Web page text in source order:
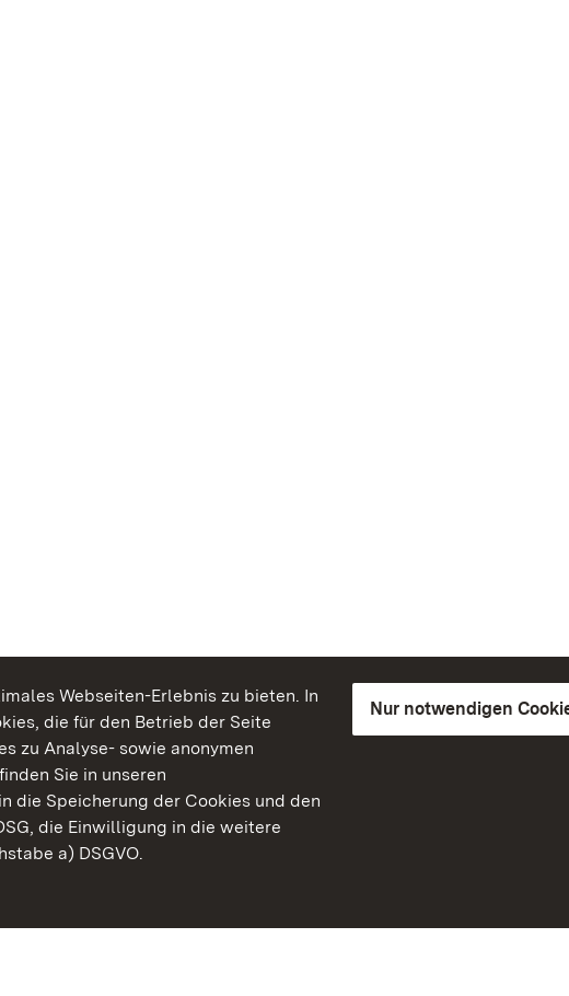
Webseiten-Erlebnis zu bieten. In
die für den Betrieb der Seite
zu Analyse- sowie anonymen
Sie in unseren
die Speicherung der Cookies und den
die Einwilligung in die weitere
a) DSGVO.
Nur notwendigen